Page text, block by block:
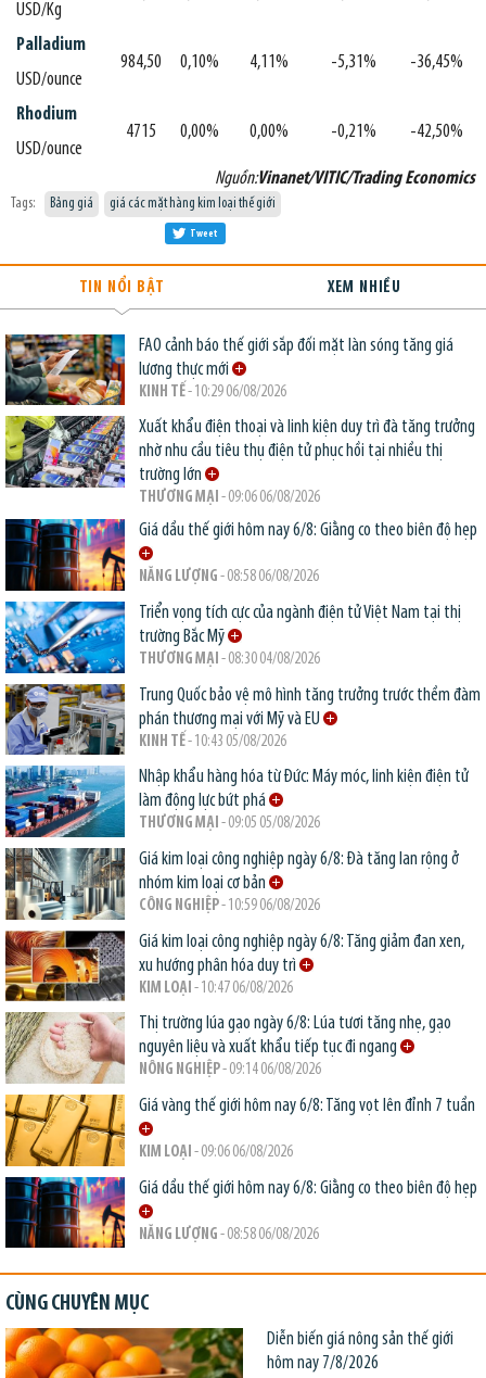
USD/Kg
Palladium
USD/ounce
984,50 0,10% 4,11% -5,31% -36,45%
Rhodium
USD/ounce
4715 0,00% 0,00% -0,21% -42,50%
Nguồn:Vinanet/VITIC/Trading Economics
Tags: Bảng giá giá các mặt hàng kim loại thế giới
Tweet
TIN NỔI BẬT XEM NHIỀU
FAO cảnh báo thế giới sắp đối mặt làn sóng tăng giá
lương thực mới
KINH TẾ- 10:29 06/08/2026
Xuất khẩu điện thoại và linh kiện duy trì đà tăng trưởng
nhờ nhu cầu tiêu thụ điện tử phục hồi tại nhiều thị
trường lớn
THƯƠNG MẠI - 09:06 06/08/2026
Giá dầu thế giới hôm nay 6/8: Giằng co theo biên độ hẹp
NĂNG LƯỢNG - 08:58 06/08/2026
Triển vọng tích cực của ngành điện tử Việt Nam tại thị
trường Bắc Mỹ
THƯƠNG MẠI - 08:30 04/08/2026
Trung Quốc bảo vệ mô hình tăng trưởng trước thềm đàm
phán thương mại với Mỹ và EU
KINH TẾ- 10:43 05/08/2026
Nhập khẩu hàng hóa từ Đức: Máy móc, linh kiện điện tử
làm động lực bứt phá
THƯƠNG MẠI - 09:05 05/08/2026
Giá kim loại công nghiệp ngày 6/8: Đà tăng lan rộng ở
nhóm kim loại cơ bản
CÔNG NGHIỆP- 10:59 06/08/2026
Giá kim loại công nghiệp ngày 6/8: Tăng giảm đan xen,
xu hướng phân hóa duy trì
KIM LOẠI - 10:47 06/08/2026
Thị trường lúa gạo ngày 6/8: Lúa tươi tăng nhẹ, gạo
nguyên liệu và xuất khẩu tiếp tục đi ngang
NÔNG NGHIỆP- 09:14 06/08/2026
Giá vàng thế giới hôm nay 6/8: Tăng vọt lên đỉnh 7 tuần
KIM LOẠI - 09:06 06/08/2026
Giá dầu thế giới hôm nay 6/8: Giằng co theo biên độ hẹp
NĂNG LƯỢNG - 08:58 06/08/2026
CÙNG CHUYÊN MỤC
Diễn biến giá nông sản thế giới
hôm nay 7/8/2026